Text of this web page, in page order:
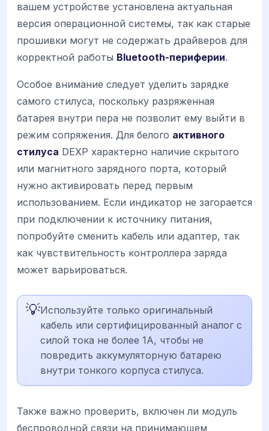
вашем устройстве установлена актуальная
версия операционной системы, так как старые
прошивки могут не содержать драйверов для
корректной работы Bluetooth-периферии.
Особое внимание следует уделить зарядке
самого стилуса, поскольку разряженная
батарея внутри пера не позволит ему выйти в
режим сопряжения. Для белого активного
стилуса DEXP характерно наличие скрытого
или магнитного зарядного порта, который
нужно активировать перед первым
использованием. Если индикатор не загорается
при подключении к источнику питания,
попробуйте сменить кабель или адаптер, так
как чувствительность контроллера заряда
может варьироваться.
💡Используйте только оригинальный
кабель или сертифицированный аналог с
силой тока не более 1А, чтобы не
повредить аккумуляторную батарею
внутри тонкого корпуса стилуса.
Также важно проверить, включен ли модуль
беспроводной связи на принимающем